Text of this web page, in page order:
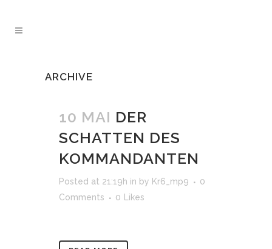
ARCHIVE
10 MAI DER
SCHATTEN DES
KOMMANDANTEN
Posted at 21:19h in by Kr6_mp9
0
Comments
0 Likes